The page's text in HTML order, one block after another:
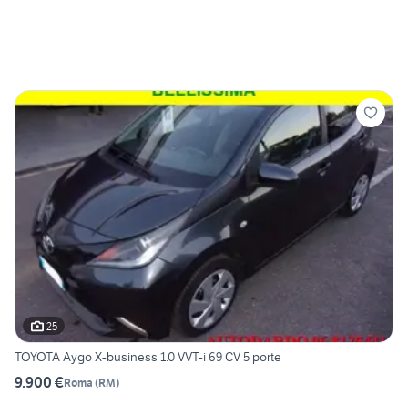
25
TOYOTA Aygo X-business 1.0 VVT-i 69 CV 5 porte
9.900 €Roma (RM)